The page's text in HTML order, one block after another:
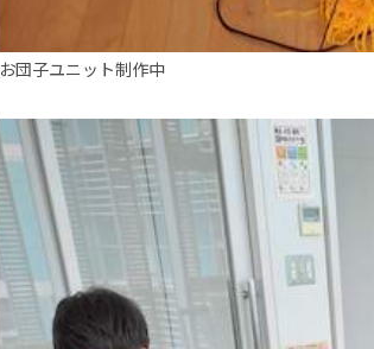
お団子ユニット制作中